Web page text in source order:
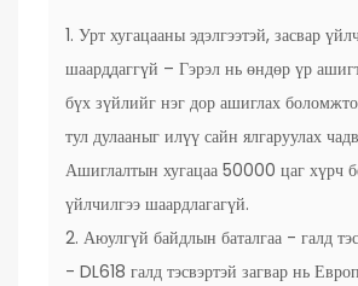
1. Урт хугацааны эдэлгээтэй, засвар
шаарддаггүй – Гэрэл нь өндөр үр
бүх зүйлийг нэг дор ашиглах
тул дулааныг илүү сайн ялгаруулах
Ашиглалтын хугацаа 50000 цаг хүрч
үйлчилгээ шаардлагагүй.
2. Аюулгүй байдлын баталгаа - галд
- DL618 галд тэсвэртэй загвар нь